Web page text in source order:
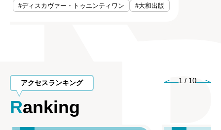
#ディスカヴァー・トゥエンティワン
#大和出版
アクセスランキング
Ranking
1 / 10